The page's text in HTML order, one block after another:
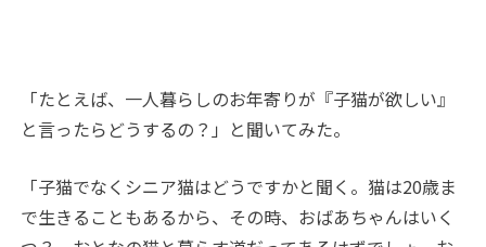
「たとえば、一人暮らしのお年寄りが『子猫が欲しい』
と言ったらどうするの？」と聞いてみた。
「子猫でなくシニア猫はどうですかと聞く。猫は20歳ま
で生きることもあるから、その時、おばあちゃんはいく